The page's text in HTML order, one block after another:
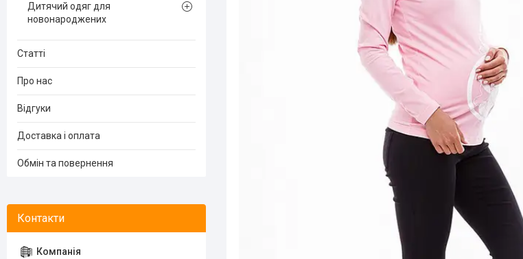
Дитячий одяг для
новонароджених
Статті
Про нас
Відгуки
Доставка і оплата
Обмін та повернення